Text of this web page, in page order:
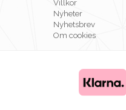
Villkor
Nyheter
Nyhetsbrev
Om cookies